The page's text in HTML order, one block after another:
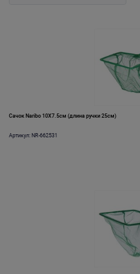
Сачок Naribo 10X7.5см (длина ручки 25см)
Артикул: NR-662531